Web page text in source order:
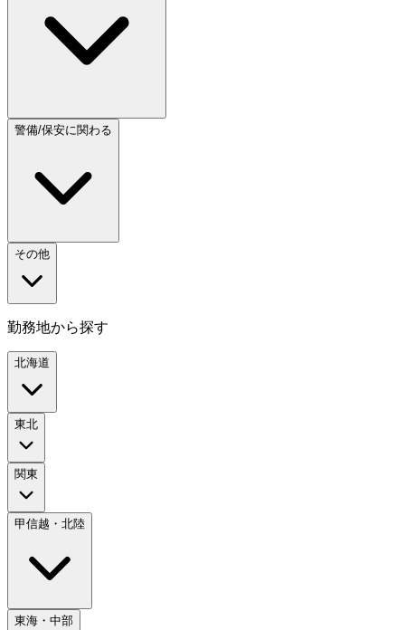
警備/保安に関わる
その他
勤務地から探す
北海道
東北
関東
甲信越・北陸
東海・中部